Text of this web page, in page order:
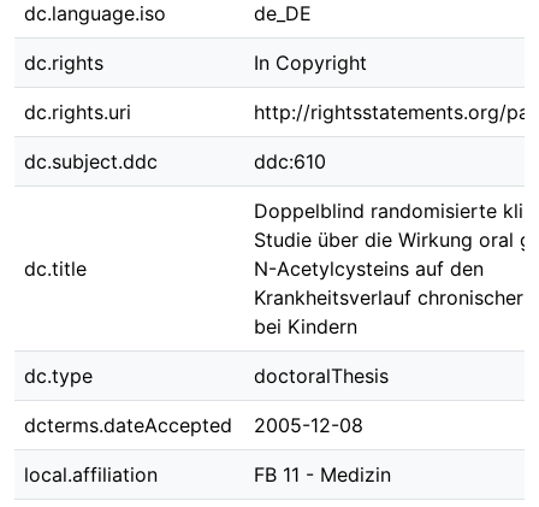
dc.language.iso de_DE
dc.rights In Copyright
dc.rights.uri http://rightsstatements.org/
dc.subject.ddc ddc:610
dc.title
Doppelblind randomisierte
Studie über die Wirkung oral
N-Acetylcysteins auf den
Krankheitsverlauf chronischer
bei Kindern
dc.type doctoralThesis
dcterms.dateAccepted 2005-12-08
local.affiliation FB 11 - Medizin